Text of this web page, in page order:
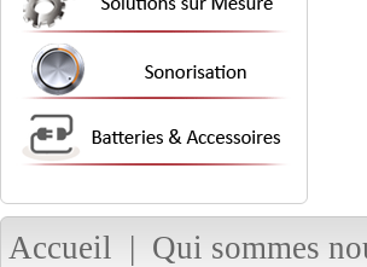
Accueil | Qui sommes